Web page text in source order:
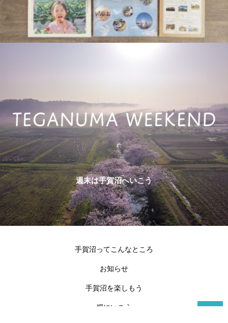
週末は手賀沼へいこう
手賀沼ってこんなところ
お知らせ
手賀沼を楽しもう
畑にいこう